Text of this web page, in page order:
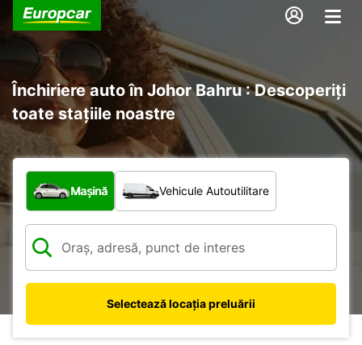
Închiriere auto în Johor Bahru : Descoperiți
toate stațiile noastre
Ce tip de vehicul?
Mașină Vehicule Autoutilitare
Selectează locația preluării